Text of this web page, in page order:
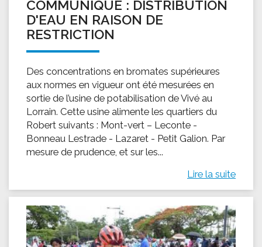
COMMUNIQUÉ : DISTRIBUTION
D'EAU EN RAISON DE
RESTRICTION
Des concentrations en bromates supérieures
aux normes en vigueur ont été mesurées en
sortie de l’usine de potabilisation de Vivé au
Lorrain. Cette usine alimente les quartiers du
Robert suivants : Mont-vert – Leconte -
Bonneau Lestrade - Lazaret - Petit Galion. Par
mesure de prudence, et sur les...
Lire la suite